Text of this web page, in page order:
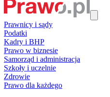
Prawnicy i sądy
Podatki
Kadry i BHP
Prawo w biznesie
Samorząd i administracja
Szkoły i uczelnie
Zdrowie
Prawo dla każdego